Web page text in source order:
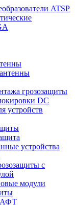
ATSP
грозозащиты
DC
устройств
устройства
с
модули
АФТ